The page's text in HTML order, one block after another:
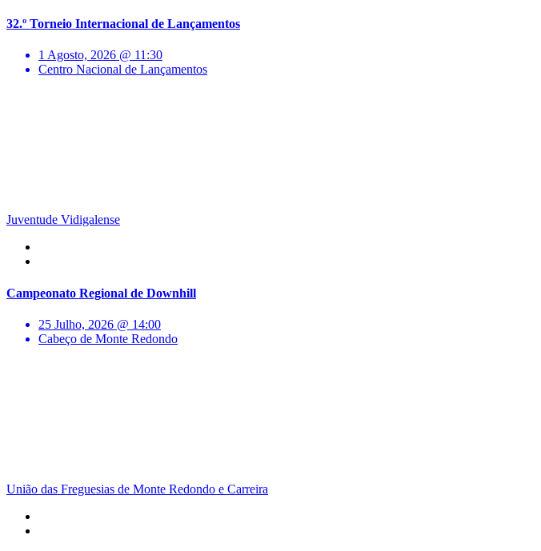
32.º Torneio Internacional de Lançamentos
1 Agosto, 2026 @ 11:30
Centro Nacional de Lançamentos
Juventude Vidigalense
Campeonato Regional de Downhill
25 Julho, 2026 @ 14:00
Cabeço de Monte Redondo
União das Freguesias de Monte Redondo e Carreira